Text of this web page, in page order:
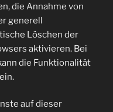
die Annahme von
generell
Löschen der
aktivieren. Bei
die Funktionalität
auf dieser